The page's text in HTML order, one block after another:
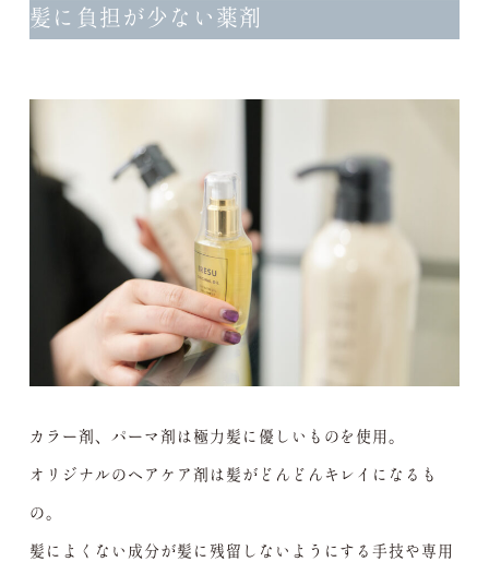
髪に負担が少ない薬剤
カラー剤、パーマ剤は極力髪に優しいものを使用。
オリジナルのヘアケア剤は髪がどんどんキレイになるも
の。
髪によくない成分が髪に残留しないようにする手技や専用